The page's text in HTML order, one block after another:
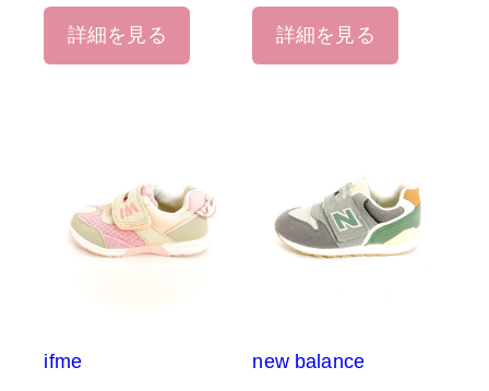
詳細を見る 詳細を見る
ifme
new balance